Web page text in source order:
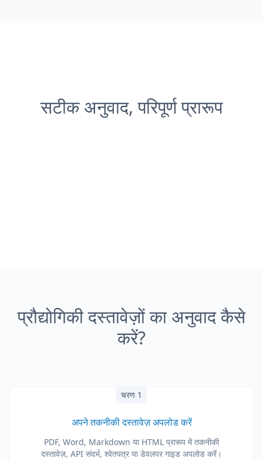
सटीक अनुवाद, परिपूर्ण प्रारूप
प्रौद्योगिकी दस्तावेज़ों का अनुवाद कैसे
करें?
चरण 1
अपने तकनीकी दस्तावेज़ अपलोड करें
PDF, Word, Markdown या HTML प्रारूप में तकनीकी
दस्तावेज़, API संदर्भ, श्वेतपत्र या डेवलपर गाइड अपलोड करें।